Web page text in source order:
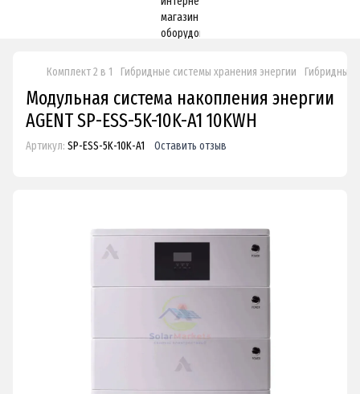
Комплект 2 в 1 Гибридные системы хранения энергии Гибридные
Модульная система накопления энергии
AGENT SP-ESS-5K-10K-A1 10KWH
Артикул: SP-ESS-5K-10K-A1 Оставить отзыв